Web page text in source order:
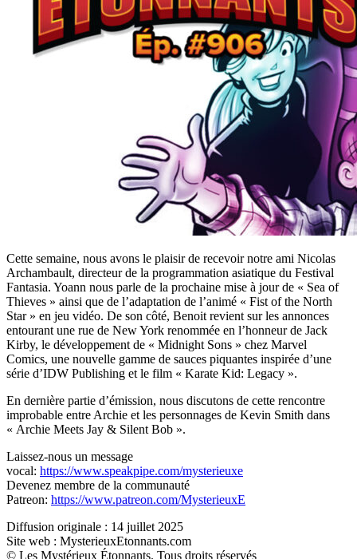
Cette semaine, nous avons le plaisir de recevoir notre ami Nicolas
Archambault, directeur de la programmation asiatique du Festival
Fantasia. Yoann nous parle de la prochaine mise à jour de « Sea of
Thieves » ainsi que de l’adaptation de l’animé « Fist of the North
Star » en jeu vidéo. De son côté, Benoit revient sur les annonces
entourant une rue de New York renommée en l’honneur de Jack
Kirby, le développement de « Midnight Sons » chez Marvel
Comics, une nouvelle gamme de sauces piquantes inspirée d’une
série d’IDW Publishing et le film « Karate Kid: Legacy ».
En dernière partie d’émission, nous discutons de cette rencontre
improbable entre Archie et les personnages de Kevin Smith dans
« Archie Meets Jay & Silent Bob ».
Laissez-nous un message
vocal: https://www.speakpipe.com/mysterieuxe
Devenez membre de la communauté
Patreon: https://www.patreon.com/MysterieuxE
Diffusion originale : 14 juillet 2025
Site web : MysterieuxEtonnants.com
© Les Mystérieux Étonnants. Tous droits réservés